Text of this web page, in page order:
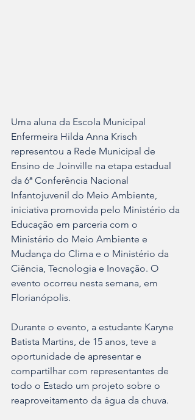
Uma aluna da Escola Municipal
Enfermeira Hilda Anna Krisch
representou a Rede Municipal de
Ensino de Joinville na etapa estadual
da 6ª Conferência Nacional
Infantojuvenil do Meio Ambiente,
iniciativa promovida pelo Ministério da
Educação em parceria com o
Ministério do Meio Ambiente e
Mudança do Clima e o Ministério da
Ciência, Tecnologia e Inovação. O
evento ocorreu nesta semana, em
Florianópolis.
Durante o evento, a estudante Karyne
Batista Martins, de 15 anos, teve a
oportunidade de apresentar e
compartilhar com representantes de
todo o Estado um projeto sobre o
reaproveitamento da água da chuva.